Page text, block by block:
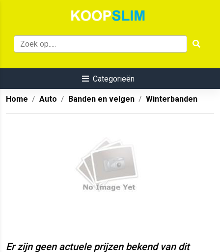
Categorieën
Home Auto Banden en velgen Winterbanden
Er zijn geen actuele prijzen bekend van dit